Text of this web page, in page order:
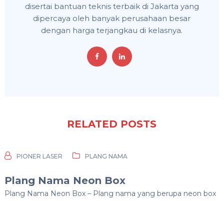
disertai bantuan teknis terbaik di Jakarta yang
dipercaya oleh banyak perusahaan besar
dengan harga terjangkau di kelasnya.
RELATED POSTS
PIONER LASER PLANG NAMA
Plang Nama Neon Box
Plang Nama Neon Box – Plang nama yang berupa neon box